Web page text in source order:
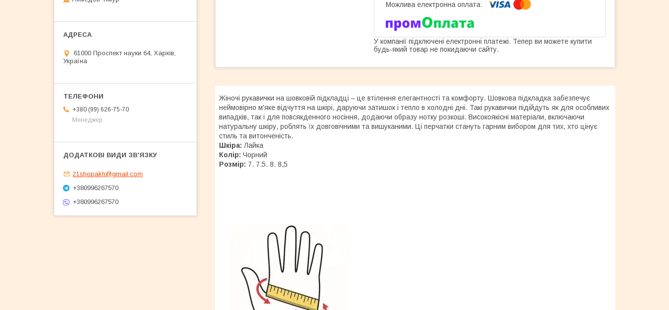
У компанії підключені електронні платежі. Тепер ви можете купити
будь-який товар не покидаючи сайту.
Жіночі рукавички на шовковій підкладці – це втілення елегантності та комфорту. Шовкова підкладка забезпечує
неймовірно м'яке відчуття на шкірі, даруючи затишок і тепло в холодні дні. Такі рукавички підійдуть як для особливих
випадків, так і для повсякденного носіння, додаючи образу нотку розкоші. Високоякісні матеріали, включаючи
натуральну шкіру, роблять їх довговічними та вишуканими. Ці перчатки стануть гарним вибором для тих, хто цінує
стиль та витонченість.
Шкіра: Лайка
Колір: Чорний
Розмір: 7. 7.5. 8. 8,5
61000 Проспект науки 64, Харків,
Україна
+380 (99) 626-75-70
Менеджер
21shopakh@gmail.com
+380996267570
+380996267570